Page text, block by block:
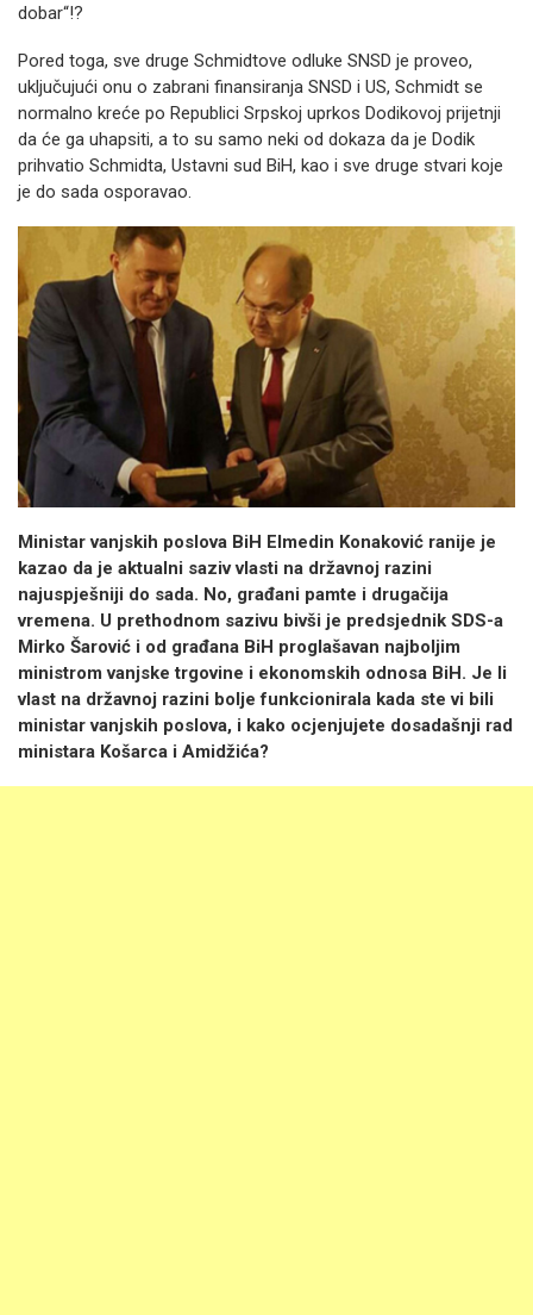
dobar“!?
Pored toga, sve druge Schmidtove odluke SNSD je proveo,
uključujući onu o zabrani finansiranja SNSD i US, Schmidt se
normalno kreće po Republici Srpskoj uprkos Dodikovoj prijetnji
da će ga uhapsiti, a to su samo neki od dokaza da je Dodik
prihvatio Schmidta, Ustavni sud BiH, kao i sve druge stvari koje
je do sada osporavao.
Ministar vanjskih poslova BiH Elmedin Konaković ranije je
kazao da je aktualni saziv vlasti na državnoj razini
najuspješniji do sada. No, građani pamte i drugačija
vremena. U prethodnom sazivu bivši je predsjednik SDS-a
Mirko Šarović i od građana BiH proglašavan najboljim
ministrom vanjske trgovine i ekonomskih odnosa BiH. Je li
vlast na državnoj razini bolje funkcionirala kada ste vi bili
ministar vanjskih poslova, i kako ocjenjujete dosadašnji rad
ministara Košarca i Amidžića?